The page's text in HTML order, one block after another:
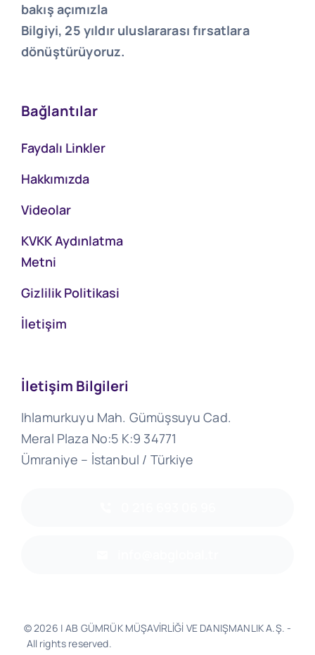
bakış açımızla
Bilgiyi, 25 yıldır uluslararası fırsatlara
dönüştürüyoruz.
Bağlantılar
Faydalı Linkler
Hakkımızda
Videolar
KVKK Aydınlatma
Metni
Gizlilik Politikasi
İletişim
İletişim Bilgileri
Ihlamurkuyu Mah. Gümüşsuyu Cad.
Meral Plaza No:5 K:9 34771
Ümraniye – İstanbul / Türkiye
© 2026 | AB GÜMRÜK MÜŞAVİRLİĞİ VE DANIŞMANLIK A.Ş. -
All rights reserved.